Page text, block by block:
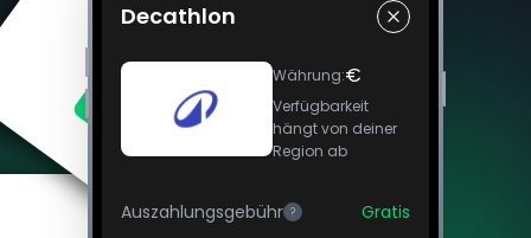
Decathlon
Währung:€
Verfügbarkeit
hängt von deiner
Region ab
Auszahlungsgebühr ?
Gratis